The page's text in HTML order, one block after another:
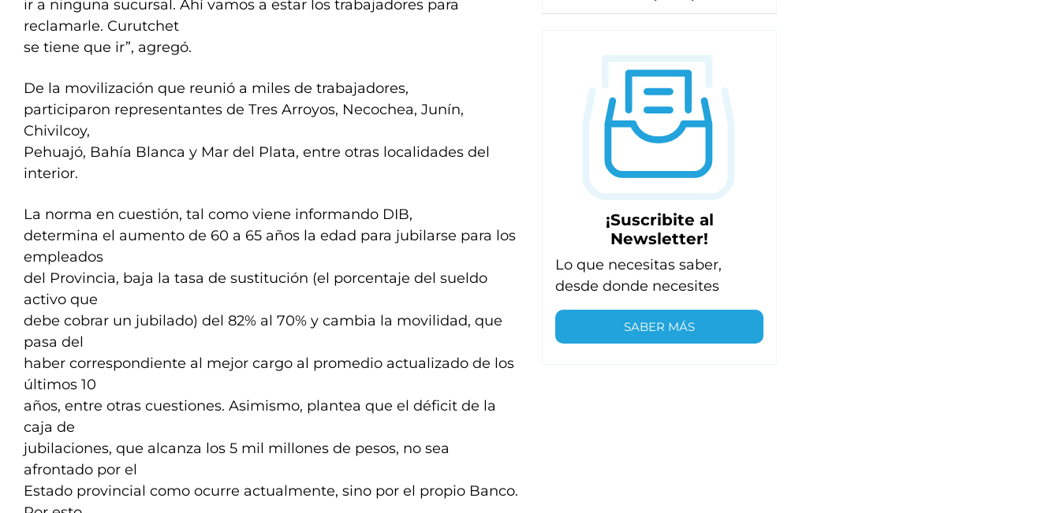
ir a ninguna sucursal. Ahí vamos a estar los trabajadores para
reclamarle. Curutchet
se tiene que ir”, agregó.
De la movilización que reunió a miles de trabajadores,
participaron representantes de Tres Arroyos, Necochea, Junín,
Chivilcoy,
Pehuajó, Bahía Blanca y Mar del Plata, entre otras localidades del
interior.
La norma en cuestión, tal como viene informando DIB,
determina el aumento de 60 a 65 años la edad para jubilarse para los
empleados
del Provincia, baja la tasa de sustitución (el porcentaje del sueldo
activo que
debe cobrar un jubilado) del 82% al 70% y cambia la movilidad, que
pasa del
haber correspondiente al mejor cargo al promedio actualizado de los
últimos 10
años, entre otras cuestiones. Asimismo, plantea que el déficit de la
caja de
jubilaciones, que alcanza los 5 mil millones de pesos, no sea
afrontado por el
Estado provincial como ocurre actualmente, sino por el propio Banco.
¡Suscribite al
Newsletter!
Lo que necesitas saber,
desde donde necesites
SABER MÁS